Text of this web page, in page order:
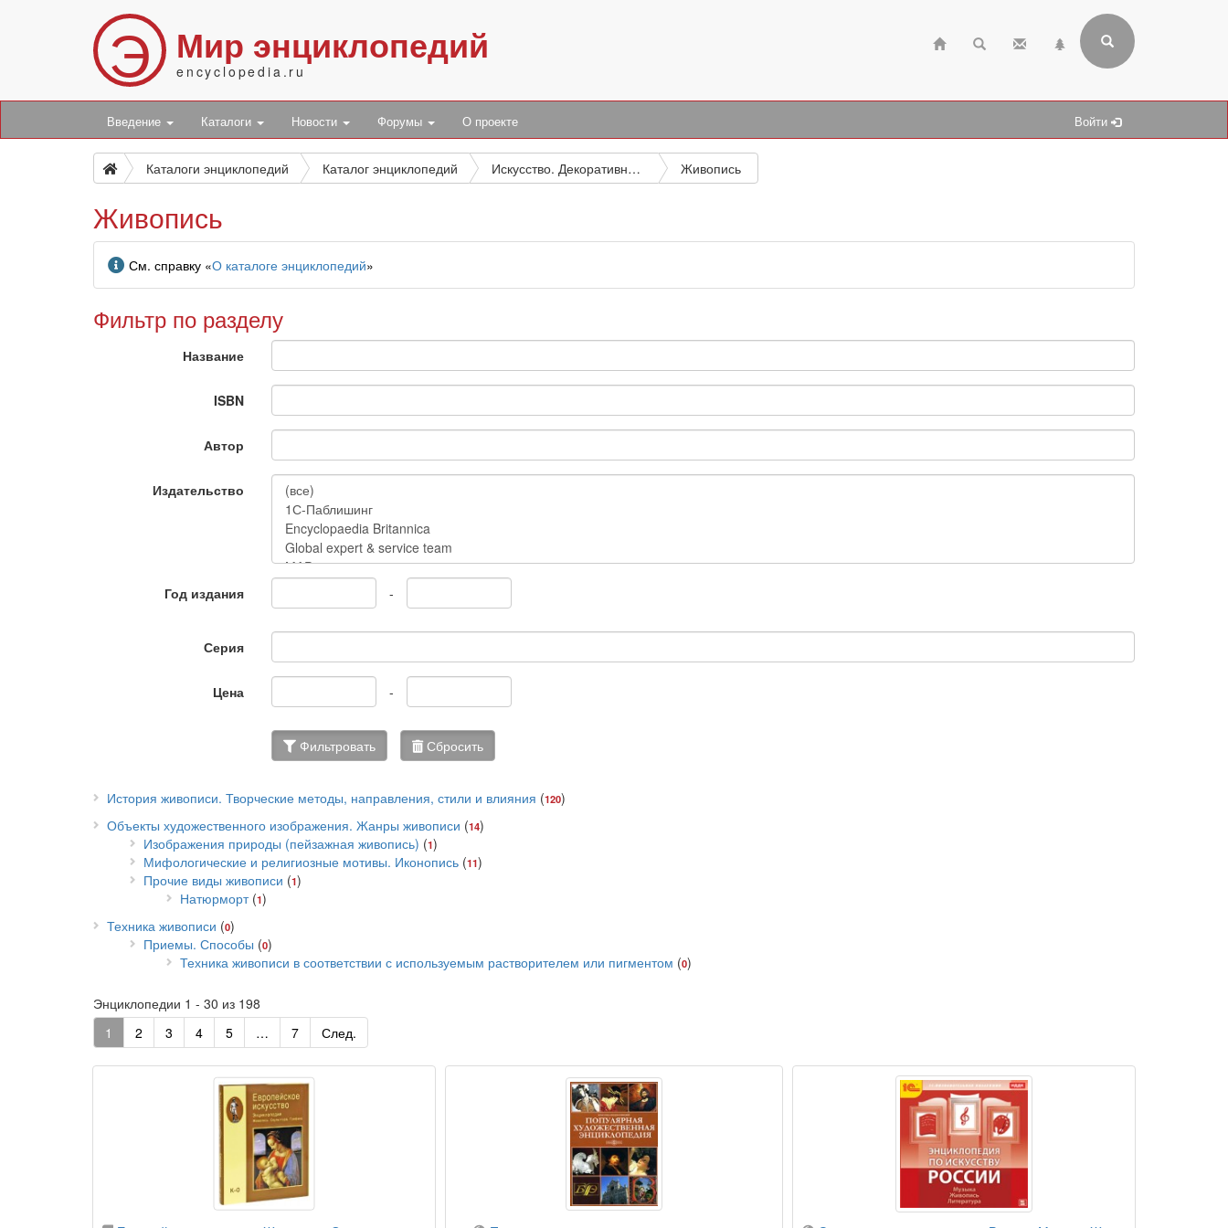
Э Мир энциклопедий
encyclopedia.ru
Введение Каталоги Новости Форумы О проекте Войти
Каталоги энциклопедий Каталог энциклопедий Искусство. Декоративно-прикладное искусство. Фотография. Музыка. Игры. Спорт Живопись
Живопись
Информация
См. справку «О каталоге энциклопедий»
Фильтр по разделу
Название
ISBN
Автор
Издательство
Год издания -
Серия
Цена -
Фильтровать Сбросить
История живописи. Творческие методы, направления, стили и влияния (120)
Объекты художественного изображения. Жанры живописи (14)
Изображения природы (пейзажная живопись) (1)
Мифологические и религиозные мотивы. Иконопись (11)
Прочие виды живописи (1)
Натюрморт(1)
Техника живописи (0)
Приемы. Способы (0)
Техника живописи в соответствии с используемым растворителем или пигментом (0)
Энциклопедии 1 - 30 из 198
1
2 3 4 5 … 7 След.